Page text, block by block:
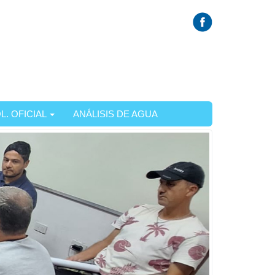
OFICIAL ANÁLISIS DE AGUA